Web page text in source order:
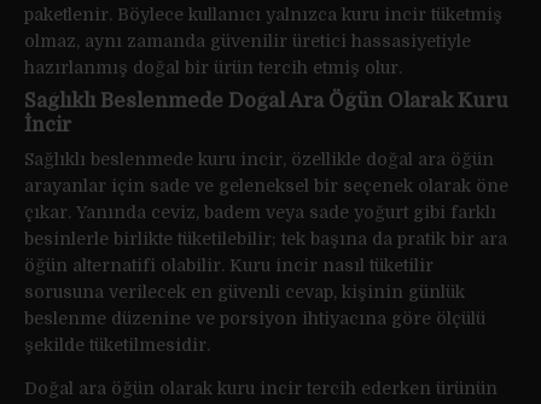
paketlenir. Böylece kullanıcı yalnızca kuru incir tüketmiş
olmaz, aynı zamanda güvenilir üretici hassasiyetiyle
hazırlanmış doğal bir ürün tercih etmiş olur.
Sağlıklı Beslenmede Doğal Ara Öğün Olarak Kuru
İncir
Sağlıklı beslenmede kuru incir, özellikle doğal ara öğün
arayanlar için sade ve geleneksel bir seçenek olarak öne
çıkar. Yanında ceviz, badem veya sade yoğurt gibi farklı
besinlerle birlikte tüketilebilir; tek başına da pratik bir ara
öğün alternatifi olabilir. Kuru incir nasıl tüketilir
sorusuna verilecek en güvenli cevap, kişinin günlük
beslenme düzenine ve porsiyon ihtiyacına göre ölçülü
şekilde tüketilmesidir.
Doğal ara öğün olarak kuru incir tercih ederken ürünün